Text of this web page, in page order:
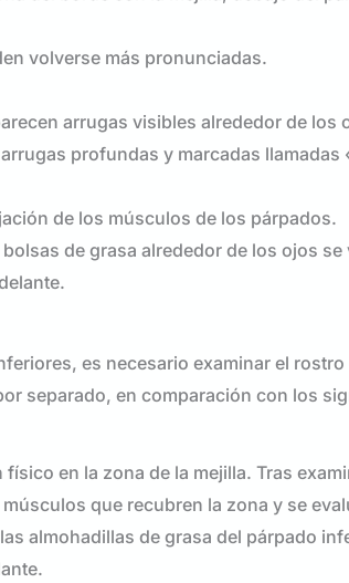
volverse más pronunciadas.
arrugas visibles alrededor de los
profundas y marcadas llamadas
de los músculos de los párpados.
de grasa alrededor de los ojos se
es necesario examinar el rostro
separado, en comparación con los
en la zona de la mejilla. Tras
que recubren la zona y se
almohadillas de grasa del párpado